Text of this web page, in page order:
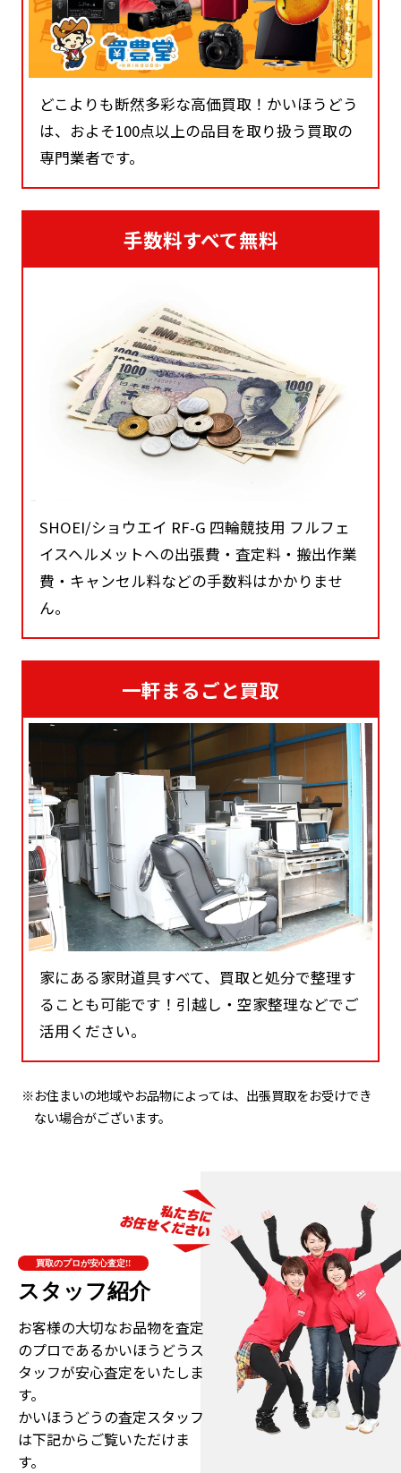
どこよりも断然多彩な高価買取！かいほうどう
は、およそ100点以上の品目を取り扱う買取の
専門業者です。
手数料すべて無料
SHOEI/ショウエイ RF-G 四輪競技用 フルフェ
イスヘルメットへの出張費・査定料・搬出作業
費・キャンセル料などの手数料はかかりませ
ん。
一軒まるごと買取
家にある家財道具すべて、買取と処分で整理す
ることも可能です！引越し・空家整理などでご
活用ください。
※お住まいの地域やお品物によっては、出張買取をお受けでき
ない場合がございます。
買取のプロが安心査定!!
スタッフ紹介
お客様の大切なお品物を査定
のプロであるかいほうどうス
タッフが安心査定をいたしま
す。
かいほうどうの査定スタッフ
は下記からご覧いただけま
す。